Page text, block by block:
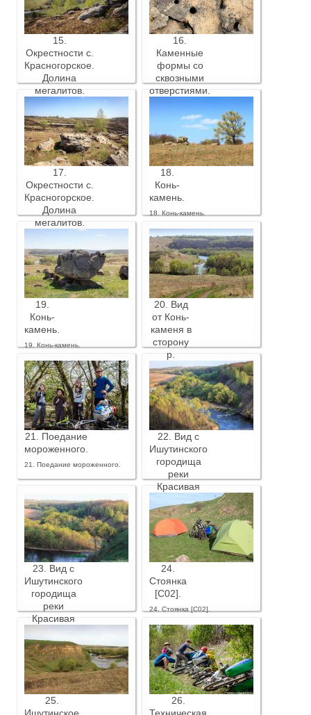
15.
Окрестности с.
Красногорское.
Долина
мегалитов.
15. Окрестности с.
Красногорское. Долина
мегалитов.
16.
Каменные
формы со
сквозными
отверстиями.
16. Каменные формы со
сквозными отверстиями.
17.
Окрестности с.
Красногорское.
Долина
мегалитов.
Красногорское. Долина
мегалитов.
18.
Конь-
камень.
18. Конь-камень.
19.
Конь-
камень.
19. Конь-камень.
20. Вид
от Конь-
каменя в
сторону
р.
Красивая
Меча.
20. Вид от Конь-каменя в
сторону р. Красивая Меча.
21. Поедание
мороженного.
21. Поедание мороженного.
22. Вид с
Ишутинского
городища
реки
Красивая
22. Вид с Ишутинского
городища реки Красивая
Меча.
23. Вид с
Ишутинского
городища
реки
Красивая
Меча.
23. Вид с Ишутинского
городища реки Красивая
Меча.
24.
Стоянка
[C02].
24. Стоянка [C02].
25.
26.